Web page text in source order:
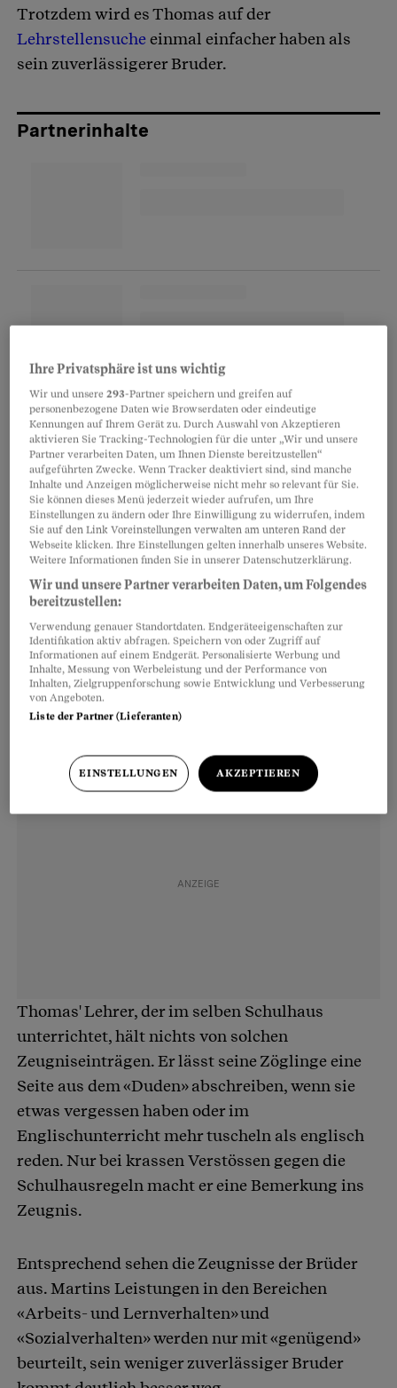
Trotzdem wird es Thomas auf der
Lehrstellensucheeinmal einfacher haben als
sein zuverlässigerer Bruder.
Partnerinhalte
Warum? Martins Lehrer ahndet auch kleinste
Verfehlungen mit sogenannten Einträgen in ein
spezielles Eintragsheft. Erscheint ein Schüler zu
spät, kaut er Kaugummi oder bringt eine
Schülerin die Unterschrift der Eltern unter eine
Prüfungzu spät bei, wird das in diesem Heft
vermerkt. Sind drei solche Vermerke
beisammen, verschlechtert sich seine
Beurteilung in der Rubrik «Arbeits- und
Lernverhalten». Sogenannte soziale Einträge
wie «Schwatzen im Unterricht», «Schüler
schmeisst Zettelchen» oder «Handyklingeln im
Schulhaus» können direkt zu einem Vermerk im
Zeugnis führen.
Thomas' Lehrer, der im selben Schulhaus
unterrichtet, hält nichts von solchen
Zeugniseinträgen. Er lässt seine Zöglinge eine
Seite aus dem «Duden» abschreiben, wenn sie
etwas vergessen haben oder im
Englischunterricht mehr tuscheln als englisch
reden. Nur bei krassen Verstössen gegen die
Schulhausregeln macht er eine Bemerkung ins
Zeugnis.
Entsprechend sehen die Zeugnisse der Brüder
aus. Martins Leistungen in den Bereichen
«Arbeits- und Lernverhalten» und
«Sozialverhalten» werden nur mit «genügend»
beurteilt, sein weniger zuverlässiger Bruder
Ihre Privatsphäre ist uns wichtig
Wir und unsere293-Partner speichern und greifen auf
personenbezogene Daten wie Browserdaten oder eindeutige
Kennungen auf Ihrem Gerät zu. Durch Auswahl von Akzeptieren
aktivieren Sie Tracking-Technologien für die unter „Wir und unsere
Partner verarbeiten Daten, um Ihnen Dienste bereitzustellen“
aufgeführten Zwecke. Wenn Tracker deaktiviert sind, sind manche
Inhalte und Anzeigen möglicherweise nicht mehr so relevant für Sie.
Sie können dieses Menü jederzeit wieder aufrufen, um Ihre
Einstellungen zu ändern oder Ihre Einwilligung zu widerrufen, indem
Sie auf den Link Voreinstellungen verwalten am unteren Rand der
Webseite klicken. Ihre Einstellungen gelten innerhalb unseres Website.
Weitere Informationen finden Sie in unserer Datenschutzerklärung.
Wir und unsere Partner verarbeiten Daten, um Folgendes
bereitzustellen:
Verwendung genauer Standortdaten. Endgeräteeigenschaften zur
Identifikation aktiv abfragen. Speichern von oder Zugriff auf
Informationen auf einem Endgerät. Personalisierte Werbung und
Inhalte, Messung von Werbeleistung und der Performance von
Inhalten, Zielgruppenforschung sowie Entwicklung und Verbesserung
von Angeboten.
Liste der Partner (Lieferanten)
EINSTELLUNGEN AKZEPTIEREN